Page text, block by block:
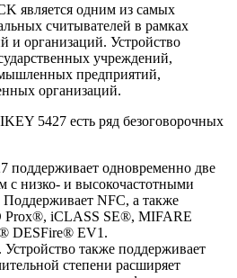
является одним из самых
считывателей в рамках
и организаций. Устройство
учреждений,
предприятий,
организаций.
5427 есть ряд безоговорочных
одновременно две
с низко- и высокочастотными
NFC, а также
Prox®, iCLASS SE®, MIFARE
DESFire® EV1.
также поддерживает
степени расширяет